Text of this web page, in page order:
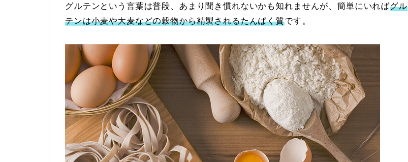
グルテンという言葉は普段、あまり聞き慣れないかも知れませんが、簡単にいればグル
テンは小麦や大麦などの穀物から精製されるたんぱく質です。